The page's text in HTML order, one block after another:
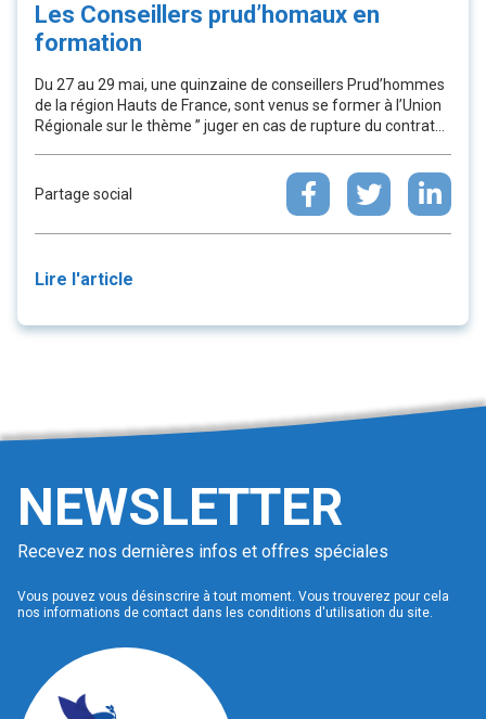
Les Conseillers prud’homaux en
formation
Du 27 au 29 mai, une quinzaine de conseillers Prud’hommes
de la région Hauts de France, sont venus se former à l’Union
Régionale sur le thème ” juger en cas de rupture du contrat...
Partage social
Lire l'article
NEWSLETTER
Recevez nos dernières infos et offres spéciales
Vous pouvez vous désinscrire à tout moment. Vous trouverez pour cela
nos informations de contact dans les conditions d'utilisation du site.